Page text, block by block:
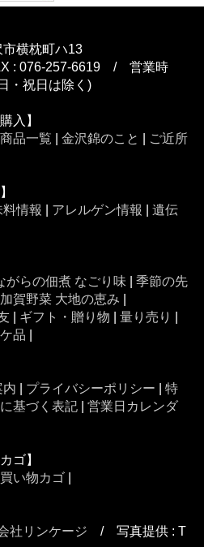
横枕町ハ13
: 076-257-6619 / 営業時
祝日は除く)
入】
商品一覧 金沢錦のこと
ご近所
情報 アレルゲン情報
遺伝
がらの佃煮 なごり味
季節の先
賀野菜 大地の恵み
ギフト・贈り物 量り売り
品
内 プライバシーポリシー
特
基づく表記
営業日カレンダ
ゴ】
買い物カゴ
社リンケージ / 写真提供 : T